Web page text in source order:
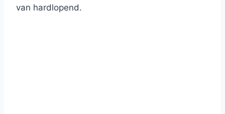
van hardlopend.